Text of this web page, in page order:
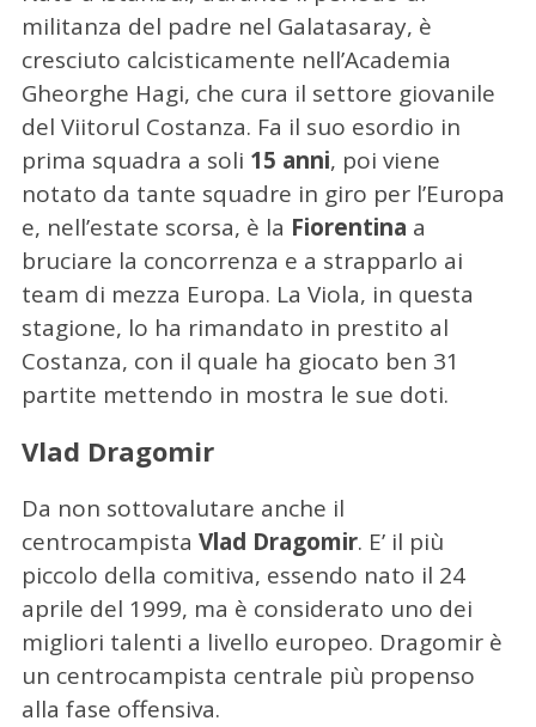
militanza del padre nel Galatasaray, è
cresciuto calcisticamente nell’Academia
Gheorghe Hagi, che cura il settore giovanile
del Viitorul Costanza. Fa il suo esordio in
prima squadra a soli 15 anni, poi viene
notato da tante squadre in giro per l’Europa
e, nell’estate scorsa, è la Fiorentina a
bruciare la concorrenza e a strapparlo ai
team di mezza Europa. La Viola, in questa
stagione, lo ha rimandato in prestito al
Costanza, con il quale ha giocato ben 31
partite mettendo in mostra le sue doti.
Vlad Dragomir
Da non sottovalutare anche il
centrocampista Vlad Dragomir. E’ il più
piccolo della comitiva, essendo nato il 24
aprile del 1999, ma è considerato uno dei
migliori talenti a livello europeo. Dragomir è
un centrocampista centrale più propenso
alla fase offensiva.